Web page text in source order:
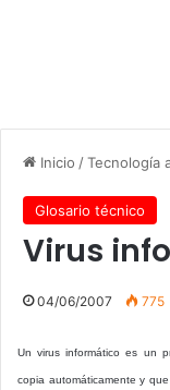
Inicio /Tecnología
Glosario técnico
Virus
04/06/2007 775
Un virus informático es un
copia automáticamente y